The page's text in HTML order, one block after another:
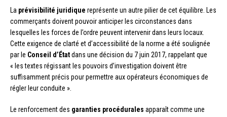
La prévisibilité juridique représente un autre pilier de cet équilibre. Les
commerçants doivent pouvoir anticiper les circonstances dans
lesquelles les forces de l’ordre peuvent intervenir dans leurs locaux.
Cette exigence de clarté et d’accessibilité de la norme a été soulignée
par le Conseil d’Étatdans une décision du 7 juin 2017, rappelant que
« les textes régissant les pouvoirs d’investigation doivent être
suffisamment précis pour permettre aux opérateurs économiques de
régler leur conduite ».
Le renforcement des garanties procédurales apparaît comme une